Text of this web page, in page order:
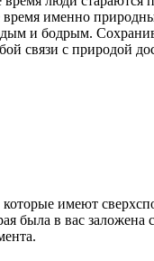
именно
и бодрым.
связи с природой
имеют
была в вас заложена